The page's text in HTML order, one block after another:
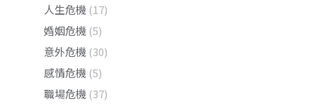
人生危機 (17)
婚姻危機 (5)
意外危機 (30)
感情危機 (5)
職場危機 (37)